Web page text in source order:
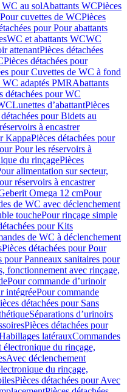
WC au solAbattants WCPièces
Pour cuvettes de WCPièces
pour Pour abattants
WC et abattants WCWC
attenantPièces détachées
Pièces détachées pour
pour Cuvettes de WC à fond
WC adaptés PMRAbattants
détachées pour WC
Lunettes d’abattantPièces
pour Bidets au
à encastrer
KappaPièces détachées pour
Pour les réservoirs à
du rinçagePièces
alimentation sur secteur,
réservoirs à encastrer
Omega 12 cmPour
de WC avec déclenchement
touchePour rinçage simple
pour Kits
de WC à déclenchement
Pièces détachées pour Pour
pour Panneaux sanitaires pour
fonctionnement avec rinçage,
Pour commande d’urinoir
intégréePour commande
détachées pour Sans
Séparations d’urinoirs
Pièces détachées pour
latérauxCommandes
électronique du rinçage,
Avec déclenchement
du rinçage,
Pièces détachées pour Avec